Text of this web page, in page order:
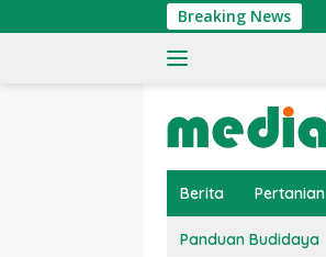
ke
Breaking News
Berita Pertanian
Panduan Budidaya